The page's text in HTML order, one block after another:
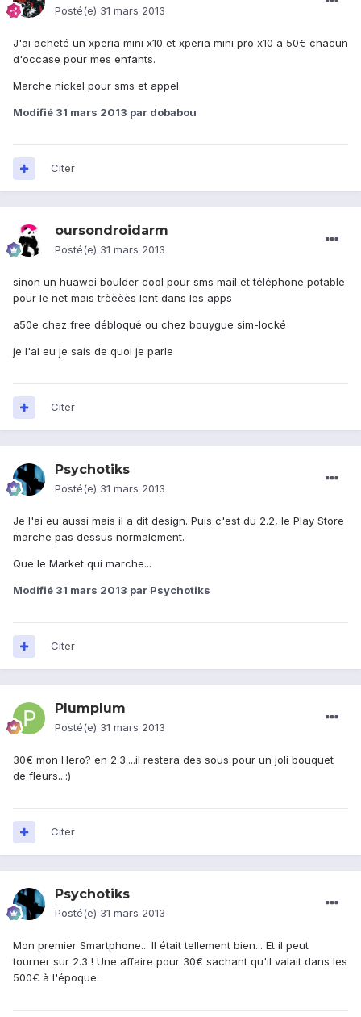
Posté(e) 31 mars 2013
J'ai acheté un xperia mini x10 et xperia mini pro x10 a 50€ chacun
d'occase pour mes enfants.
Marche nickel pour sms et appel.
Modifié 31 mars 2013 par dobabou
Citer
oursondroidarm
Posté(e) 31 mars 2013
sinon un huawei boulder cool pour sms mail et téléphone potable
pour le net mais trèèèès lent dans les apps
a50e chez free débloqué ou chez bouygue sim-locké
je l'ai eu je sais de quoi je parle
Citer
Psychotiks
Posté(e) 31 mars 2013
Je l'ai eu aussi mais il a dit design. Puis c'est du 2.2, le Play Store
marche pas dessus normalement.
Que le Market qui marche...
Modifié 31 mars 2013 par Psychotiks
Citer
Plumplum
Posté(e) 31 mars 2013
30€ mon Hero? en 2.3....il restera des sous pour un joli bouquet
de fleurs...:)
Citer
Psychotiks
Posté(e) 31 mars 2013
Mon premier Smartphone... Il était tellement bien... Et il peut
tourner sur 2.3 ! Une affaire pour 30€ sachant qu'il valait dans les
500€ à l'époque.